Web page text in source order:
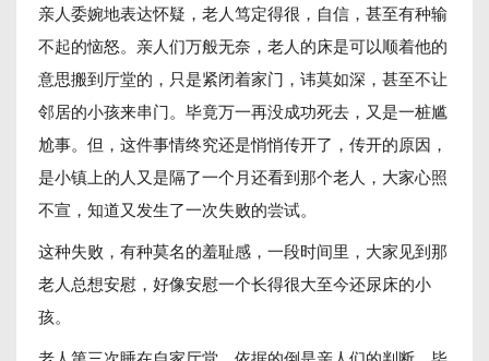
亲人委婉地表达怀疑，老人笃定得很，自信，甚至有种输
不起的恼怒。亲人们万般无奈，老人的床是可以顺着他的
意思搬到厅堂的，只是紧闭着家门，讳莫如深，甚至不让
邻居的小孩来串门。毕竟万一再没成功死去，又是一桩尴
尬事。但，这件事情终究还是悄悄传开了，传开的原因，
是小镇上的人又是隔了一个月还看到那个老人，大家心照
不宣，知道又发生了一次失败的尝试。
这种失败，有种莫名的羞耻感，一段时间里，大家见到那
老人总想安慰，好像安慰一个长得很大至今还尿床的小
孩。